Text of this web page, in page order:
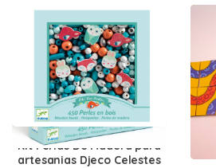
Kit Perlas De Madera para
artesanias Djeco Celestes